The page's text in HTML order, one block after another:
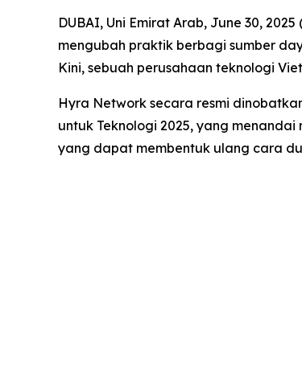
DUBAI, Uni Emirat Arab, June 30,
mengubah praktik berbagi sumber
Kini, sebuah perusahaan teknologi
Hyra Network secara resmi
untuk Teknologi 2025, yang
yang dapat membentuk ulang cara